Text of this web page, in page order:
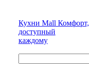
Кухни Mall Комфорт,
доступный
каждому